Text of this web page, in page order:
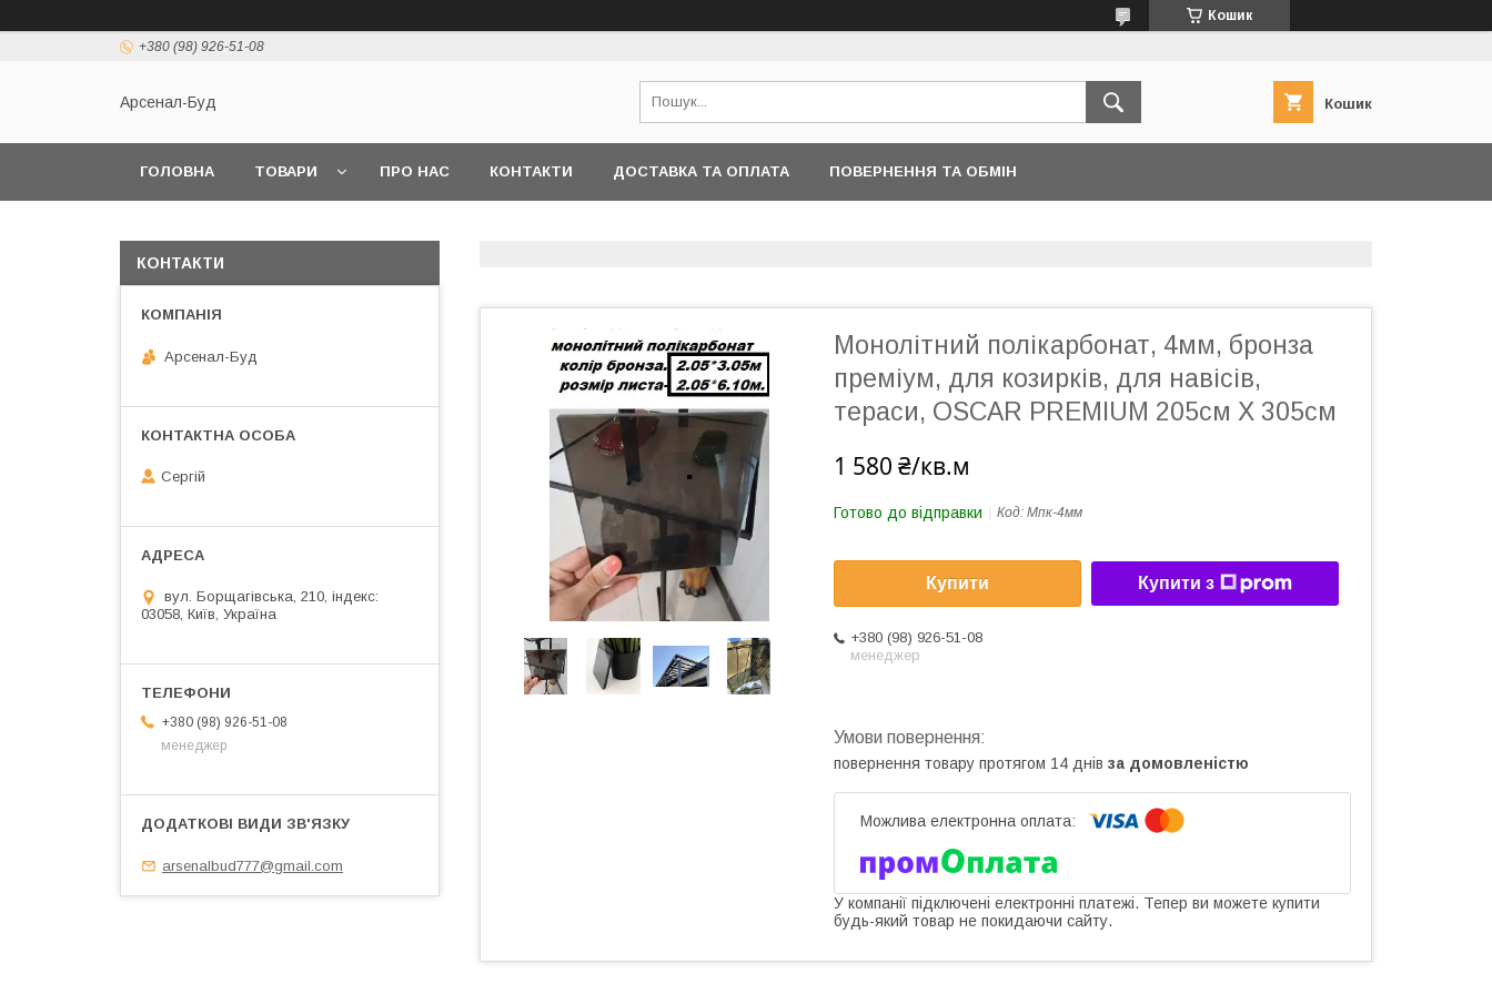
Кошик
+380 (98) 926-51-08
Арсенал-Буд Кошик
ГОЛОВНА ТОВАРИ ПРО НАС КОНТАКТИ ДОСТАВКА ТА ОПЛАТА ПОВЕРНЕННЯ ТА ОБМІН
Монолітний полікарбонат, 4мм, бронза
преміум, для козирків, для навісів,
тераси, OSCAR PREMIUM 205см Х 305см
1 580 ₴/кв.м
Готово до відправки Код: Мпк-4мм
Купити Купити з
+380 (98) 926-51-08
менеджер
повернення товару протягом 14 днів за домовленістю
У компанії підключені електронні платежі. Тепер ви можете купити
будь-який товар не покидаючи сайту.
КОНТАКТИ
Арсенал-Буд
Сергій
вул. Борщагівська, 210, індекс:
03058, Київ, Україна
+380 (98) 926-51-08
менеджер
arsenalbud777@gmail.com